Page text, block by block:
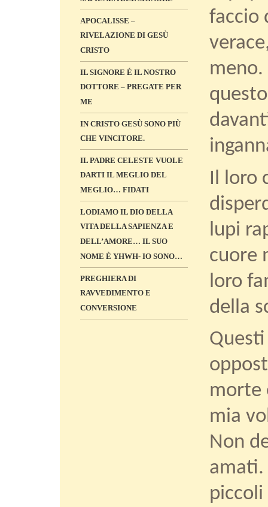
APOCALISSE –
RIVELAZIONE DI GESÙ
CRISTO
IL SIGNORE É IL NOSTRO
DOTTORE – PREGATE PER
ME
IN CRISTO GESÙ SONO PIÙ
CHE VINCITORE.
IL PADRE CELESTE VUOLE
DARTI IL MEGLIO DEL
MEGLIO… FIDATI
LODIAMO IL DIO DELLA
VITA DELLA SAPIENZA E
DELL’AMORE… IL SUO
NOME È YHWH- IO SONO…
PREGHIERA DI
RAVVEDIMENTO E
CONVERSIONE
faccio
Il loro
lupi
cuore
loro
della
morte
mia
Non
amati.